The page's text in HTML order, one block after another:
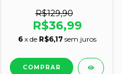
R$129,90
R$36,99
6 x de R$6,17 sem juros